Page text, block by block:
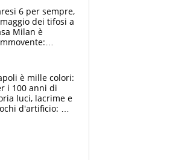
dei tifosi
6 per sempre,
dei tifosi a
Milan è
è mille colori:
i 100 anni di
luci, lacrime e
d'artificio: De